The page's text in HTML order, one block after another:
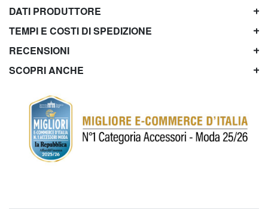
DATI PRODUTTORE
TEMPI E COSTI DI SPEDIZIONE
RECENSIONI
SCOPRI ANCHE